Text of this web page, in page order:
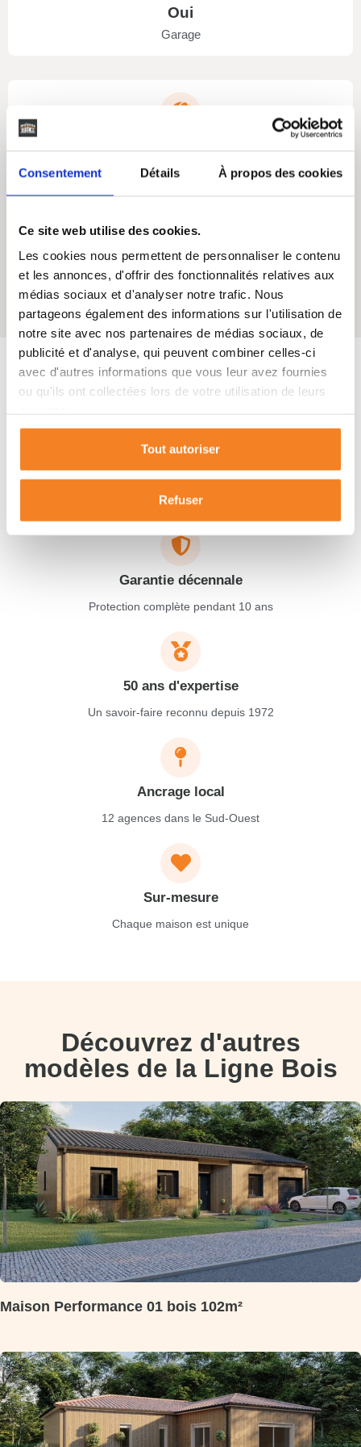
Consentement Détails À propos des cookies
Ce site web utilise des cookies.
Les cookies nous permettent de personnaliser le contenu
et les annonces, d'offrir des fonctionnalités relatives aux
médias sociaux et d'analyser notre trafic. Nous
partageons également des informations sur l'utilisation de
notre site avec nos partenaires de médias sociaux, de
publicité et d'analyse, qui peuvent combiner celles-ci
avec d'autres informations que vous leur avez fournies
ou qu'ils ont collectées lors de votre utilisation de leurs
Tout autoriser
Refuser
Oui
Garage
Terasse
Oui
Maisons SICs'engage
Depuis 50 ans, nous vous accompagnons de A à Z dans vos
Garantie décennale
Protection complète pendant 10 ans
50 ans d'expertise
Un savoir-faire reconnu depuis 1972
Ancrage local
12 agences dans le Sud-Ouest
Sur-mesure
Chaque maison est unique
Découvrez d'autres
modèles de la Ligne Bois
Maison Performance 01 bois 102m²